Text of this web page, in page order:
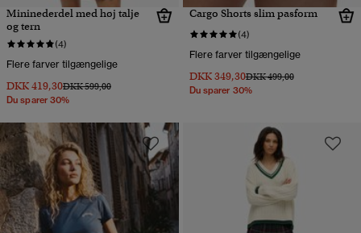
Mininederdel med høj talje
og tern
(4)
Flere farver tilgængelige
DKK 419,30Pris nedsat fra
DKK 599,00til
Du sparer 30%
Cargo Shorts slim pasform
(4)
Flere farver tilgængelige
DKK 349,30Pris nedsat fra
DKK 499,00til
Du sparer 30%